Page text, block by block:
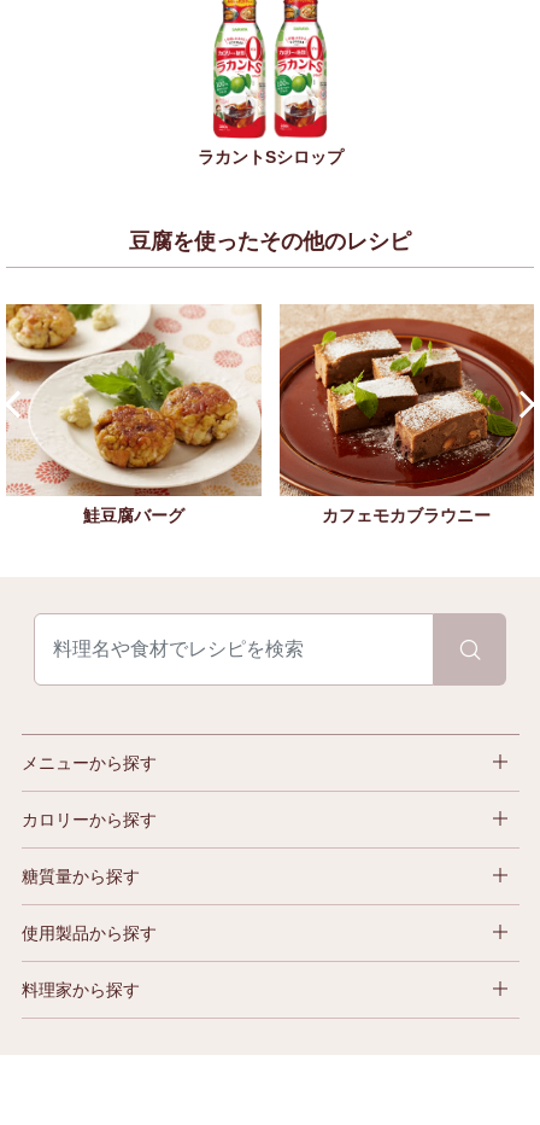
ラカントSシロップ
豆腐を使ったその他のレシピ
鮭豆腐バーグ カフェモカブラウニー
メニューから探す
カロリーから探す
糖質量から探す
使用製品から探す
料理家から探す